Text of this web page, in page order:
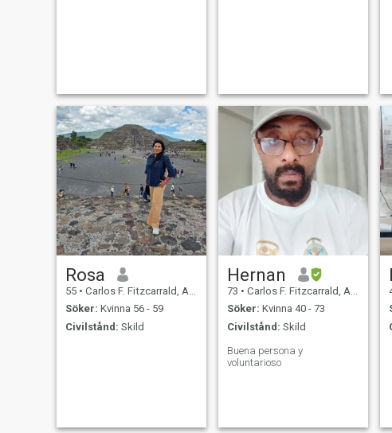
Rosa
55 • Carlos F. Fitzcarrald, Ancash, Peru
Söker: Kvinna 56 - 59
Civilstånd: Skild
Hernan
73 • Carlos F. Fitzcarrald, Ancash, Peru
Söker: Kvinna 40 - 73
Civilstånd: Skild
Buena persona y
voluntarioso